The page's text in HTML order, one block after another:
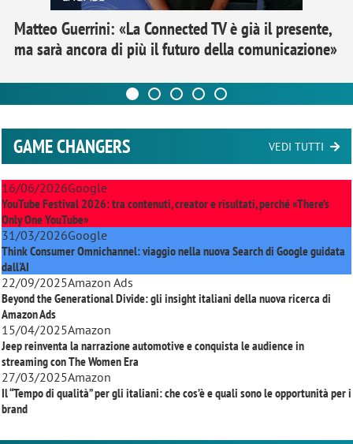
Matteo Guerrini: «La Connected TV è già il presente,
ma sarà ancora di più il futuro della comunicazione»
GAME CHANGERS VEDI TUTTI
16/06/2026Google
YouTube Festival 2026: tra contenuti, creator e risultati, perché «There’s
Only One YouTube»
31/03/2026Google
Think Consumer Omnichannel: viaggio nella nuova Search di Google guidata
dall'AI
22/09/2025Amazon Ads
Beyond the Generational Divide: gli insight italiani della nuova ricerca di
Amazon Ads
15/04/2025Amazon
Jeep reinventa la narrazione automotive e conquista le audience in
streaming conThe Women Era
27/03/2025Amazon
Il “Tempo di qualità” per gli italiani: che cos’è e quali sono le opportunità per i
brand